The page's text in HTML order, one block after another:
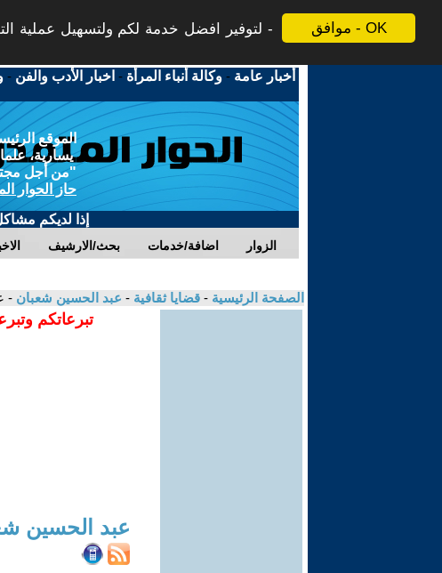
موافق - OK
لتوفير افضل خدمة لكم ولتسهيل عملية
أخبار عامة -وكالة أنباء المرأة - اخبار الأدب والفن -
الموقع
يسارية،
"من أجل
حاز الحوار
إذا لديكم
بحث/الارشيف اضافة/خدمات الزوار
الصفحة الرئيسية - قضايا ثقافية - عبد الحسين شعبان -
تبرعاتكم
عبد الحسين